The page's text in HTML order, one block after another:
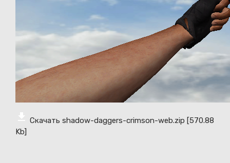
Скачать shadow-daggers-crimson-web.zip [570.88
Kb]